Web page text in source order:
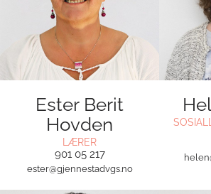
Ester Berit
Hovden
LÆRER
901 05 217
ester@gjennestadvgs.no